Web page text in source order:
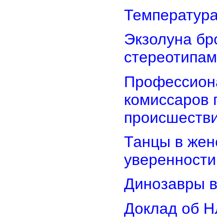
Экзолуна
стереотипам
комиссаров
Танцы в
Динозавры
Доклад об